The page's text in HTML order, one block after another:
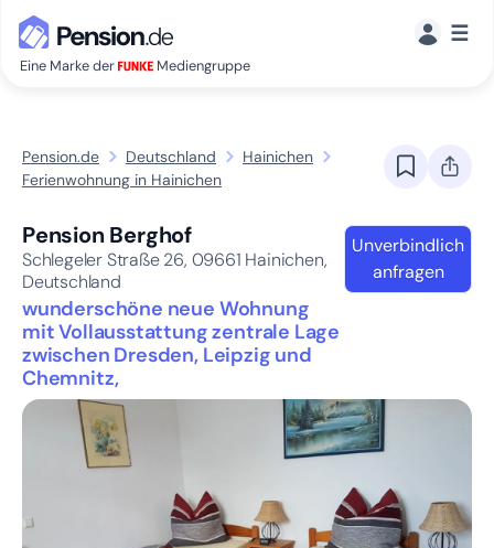
Eine Marke der Mediengruppe
☰
Pension.de Deutschland
Hainichen
Ferienwohnung in Hainichen
Pension Berghof
Schlegeler Straße 26, 09661 Hainichen,
Deutschland
wunderschöne neue Wohnung
mit Vollausstattung zentrale Lage
zwischen Dresden, Leipzig und
Chemnitz,
Unverbindlich
anfragen